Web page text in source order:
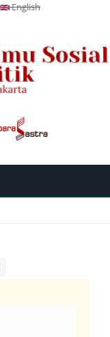
English